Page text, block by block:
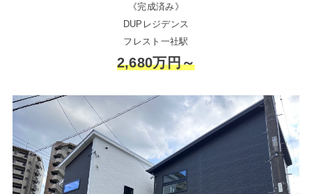
《完成済み》
DUPレジデンス
フレスト一社駅
2,680万円～